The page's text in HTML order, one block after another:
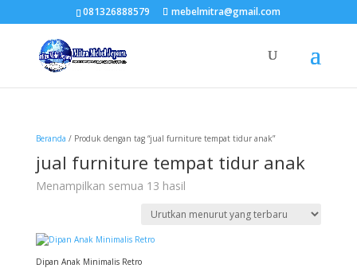
081326888579 mebelmitra@gmail.com
Beranda / Produk dengan tag “jual furniture tempat tidur anak”
jual furniture tempat tidur anak
Menampilkan semua 13 hasilDiurutkan
yang
Dipan Anak Minimalis Retro